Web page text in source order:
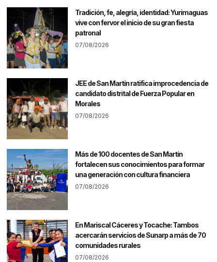
Tradición, fe, alegría, identidad: Yurimaguas
vive con fervor el inicio de su gran fiesta
patronal
07/08/2026
JEE de San Martín ratifica improcedencia de
candidato distrital de Fuerza Popular en
Morales
07/08/2026
Más de 100 docentes de San Martín
fortalecen sus conocimientos para formar
una generación con cultura financiera
07/08/2026
En Mariscal Cáceres y Tocache: Tambos
acercarán servicios de Sunarp a más de 70
comunidades rurales
07/08/2026